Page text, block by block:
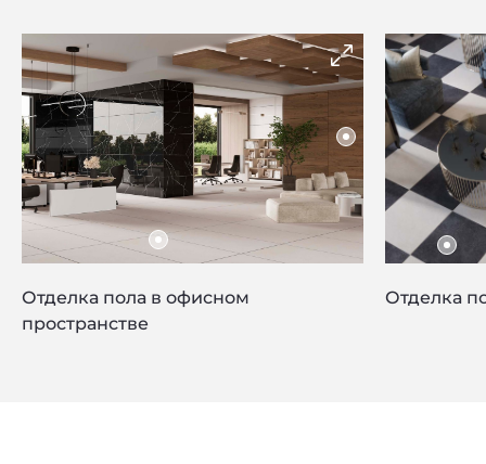
Отделка пола в офисном
пространстве
Отделка